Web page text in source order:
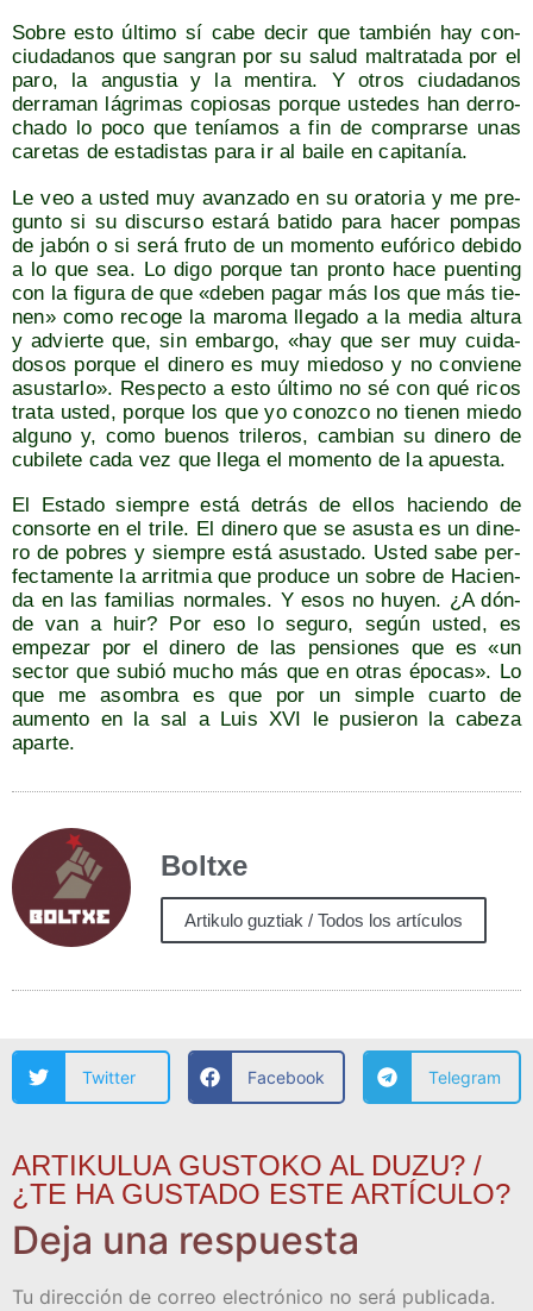
Sobre esto últi­mo sí cabe decir que tam­bién hay con­
ciu­da­da­nos que san­gran por su salud mal­tra­ta­da por el
paro, la angus­tia y la men­ti­ra. Y otros ciu­da­da­nos
derra­man lágri­mas copio­sas por­que uste­des han derro­
cha­do lo poco que tenía­mos a fin de com­prar­se unas
care­tas de esta­dis­tas para ir al bai­le en capitanía.
Le veo a usted muy avan­za­do en su ora­to­ria y me pre­
gun­to si su dis­cur­so esta­rá bati­do para hacer pom­pas
de jabón o si será fru­to de un momen­to eufó­ri­co debi­do
a lo que sea. Lo digo por­que tan pron­to hace puen­ting
con la figu­ra de que «deben pagar más los que más tie­
nen» como reco­ge la maro­ma lle­ga­do a la media altu­ra
y advier­te que, sin embar­go, «hay que ser muy cui­da­
do­sos por­que el dine­ro es muy mie­do­so y no con­vie­ne
asus­tar­lo». Res­pec­to a esto últi­mo no sé con qué ricos
tra­ta usted, por­que los que yo conoz­co no tie­nen mie­do
alguno y, como bue­nos tri­le­ros, cam­bian su dine­ro de
cubi­le­te cada vez que lle­ga el momen­to de la apuesta.
El Esta­do siem­pre está detrás de ellos hacien­do de
con­sor­te en el tri­le. El dine­ro que se asus­ta es un dine­
ro de pobres y siem­pre está asus­ta­do. Usted sabe per­
fec­ta­men­te la arrit­mia que pro­du­ce un sobre de Hacien­
da en las fami­lias nor­ma­les. Y esos no huyen. ¿A dón­
de van a huir? Por eso lo segu­ro, según usted, es
empe­zar por el dine­ro de las pen­sio­nes que es «un
sec­tor que subió mucho más que en otras épo­cas». Lo
que me asom­bra es que por un sim­ple cuar­to de
aumen­to en la sal a Luis XVI le pusie­ron la cabe­za
aparte.
Boltxe
Artikulo guztiak / Todos los artículos
Twitter Facebook Telegram
ARTIKULUA GUSTOKO AL DUZU? /
¿TE HA GUSTADO ESTE ARTÍCULO?
Deja una respuesta
Tu dirección de correo electrónico no será publicada.